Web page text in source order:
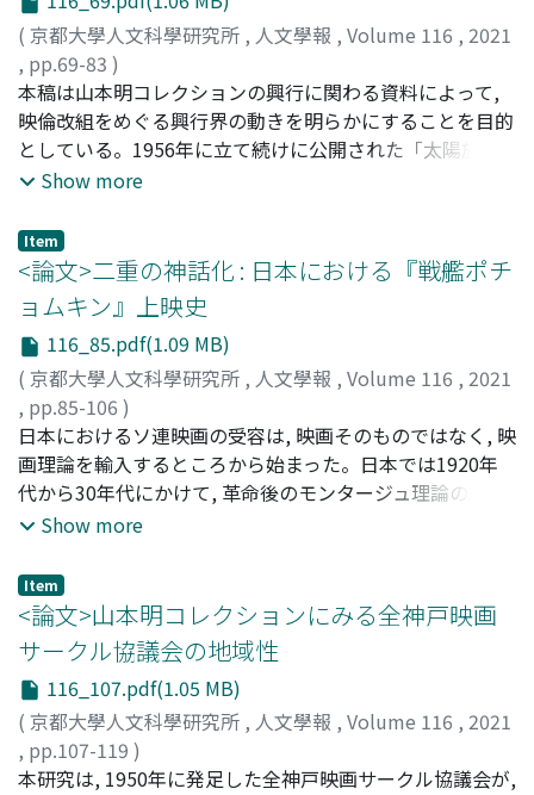
ル協議会が幻灯版『どっこい生きてる』を製作・頒布し,
各地の映画サークルや労働組合が幻灯上映による宣伝活動
を展開していたことも確認された。独立プロダクション映
画運動において幻灯の担った役割については, 従来の映画
史文献ではほとんど言及されてこなかったため, 日本映画
史・映像文化史のミッシング・リンクを解明する手がかり
が, 山本明コレクション資料の調査を通じて得られたとい
うことができる。
画との接点を一切持たない, 思想的なオルターナティヴと
して大々的に宣伝された。しかし, これらの映画テクスト
には, 商業的メインストリームとの否定しがたい連続性が
ある。このことを端的に示しているのは, 左翼的な自主映
画の看板女優として活躍してきた岸旗江のメディア・イメ
ージである。東宝ニューフェイス第1期生として, 1947年
返し強調されたのは, その庶民的な性格と, プロレタリアな
経歴, そして東宝きっての大スターである原節子との「そ
っくりな」外見である。戦後初期の日本で左翼的な思想を
視覚化していたはずの岸旗江が, その独自な魅力を最大限
に発揮出来たのは, 原節子という支配的イデオロギーを象
徴するスターとの比較を通してであった。観客を刺激しす
ぎない, ありきたりな「形」に対する, 斬新で特異な「内
容」を強調するアプローチは, 岸旗江という女優の売り出
し方に限らず, 独立プロという映画運動全体のイメージ構
築に特徴的だった。娯楽的な商業映画とのジャンル的な接
近も, そうしたイメージ戦略の一貫で, 意図的に進められて
史的な存在意義, 戦後の日本におけるジャンル映画の系譜
を考え直す上で重要な手掛かりである。
( 京都大學人文科學研究所 , 人文學報 , Volume 116 , 2021
, pp.69-83 )
今井, 瞳良;Imai, Tsubura;イマイ, ツブラ
本稿は山本明コレクションの興行に関わる資料によって,
映倫改組をめぐる興行界の動きを明らかにすることを目的
としている。1956年に立て続けに公開された「太陽族映
画」によって映画規制の動きが活性化するが, 映倫が第三
回避された。太陽族映画は映倫による「成人向」指定を受
けていたにもかかわらず, 青少年への影響が問題視され
た。保護者同伴ならば未成年でも鑑賞可という規定であっ
た「成人向」は, 興行の場において徹底されておらず, 「成
人向」と「青少年映画委員会推薦」が併映されることもあ
り, 太陽族映画をめぐる問題の根幹には, 製作・配給会社,
興行館, 映倫の連携が取れていない映画業界の問題があっ
た。映画規制の動きに対して, 行政の介入を直接受ける可
能性のあった興行界は, 青少年の観覧禁止の徹底に乗り出
す。一方, 第三者機関として再編された新映倫は, 映画業界
に青少年対策の協力を要請するとともに, 政府や報道機関
割を果たしていった。興行界において自主規制の意識が高
まることによって, 新映倫の存在意義が浸透していったの
である。
Show more
Item
<論文>二重の神話化 : 日本における『戦艦ポチ
ョムキン』上映史
116_85.pdf(1.09 MB)
( 京都大學人文科學研究所 , 人文學報 , Volume 116 , 2021
, pp.85-106 )
小川, 佐和子;Ogawa, Sawako;オガワ, サワコ
日本におけるソ連映画の受容は, 映画そのものではなく, 映
画理論を輸入するところから始まった。日本では1920年
代から30年代にかけて, 革命後のモンタージュ理論の紹介
が盛んに行われ, 多彩な理論家たちが輩出されていった。
場もあり, ソビエト映画理論の紹介とプロレタリア映画理
論が紙上を賑わせた。ソビエト映画は日本に輸入されて
も, 内務省の検閲却下によって上映禁止になっており, 戦前
の日本ではソビエト映画はほとんど公開されなかった。そ
のため作品よりも理論が先行で受容されるという特異な状
況になっていた。「モンタージュ」は一種の流行語とな
り, 日本文化と遭遇し, 新しい機械美学として称賛され, 左
翼路線と相乗したソビエト文化の一環として広範囲に受容
Show more
Item
<論文>山本明コレクションにみる全神戸映画
サークル協議会の地域性
116_107.pdf(1.05 MB)
( 京都大學人文科學研究所 , 人文學報 , Volume 116 , 2021
, pp.107-119 )
上田, 学;Ueda, Manabu;ウエダ, マナブ
本研究は, 1950年に発足した全神戸映画サークル協議会が,